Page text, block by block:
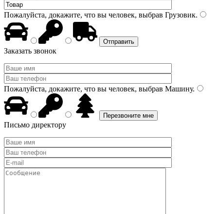
Пожалуйста, докажите, что вы человек, выбрав Грузовик.
Заказать звонок
Пожалуйста, докажите, что вы человек, выбрав Машину.
Письмо директору